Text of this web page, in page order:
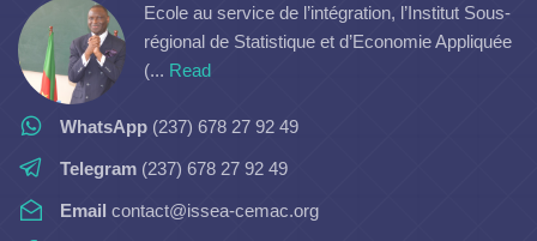
Ecole au service de l’intégration, l’Institut Sous-
régional de Statistique et d’Economie Appliquée
(... Read
WhatsApp (237) 678 27 92 49
Telegram (237) 678 27 92 49
Email contact@issea-cemac.org